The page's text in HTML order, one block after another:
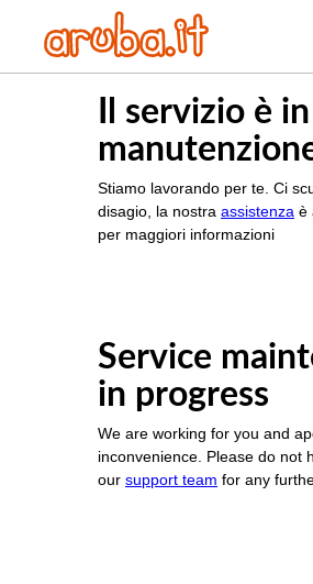
Il servizio è in
Stiamo lavorando per te. Ci
disagio, la nostra assistenza è
per maggiori informazioni
Service
in progress
We are working for you and
inconvenience. Please do not
our support team for any